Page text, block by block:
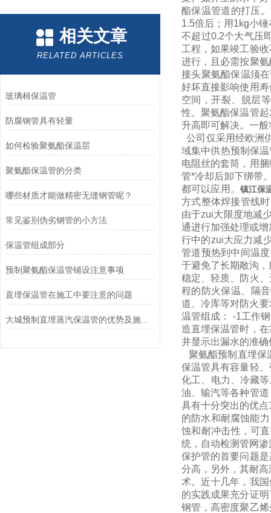
相关文章
RELATED ARTICLES
玻璃棉保温管
防腐钢管具有轻量
如何检验聚氨酯保温层
聚氨酯保温管的分类
哪些材质才能做精密无缝钢管呢？
常见鉴别伪劣钢管的小方法
保温管组成部分
预制聚氨酯保温管铺设注意事项
直埋保温管在施工中要注意的问题
大城预制直埋蒸汽保温管的优势及施工要求
酯保温管道的打压
1.5倍后；用1kg小
不超过0.2个大气压
工程，如果竣工验
进行，且必需按聚
接头聚氨酯保温须
好坏直接影响使用
空间，开裂、脱层
性。聚氨酯保温管
升高即可解决。一
公司仅采用经欧洲
域集中供热预制保
电阻丝的套筒，用
管*冷却后卸下绑带
都可以应用。 镇江保
方式整体焊接管线
由于zui大限度地减
通进行加强处理或
行中的zui大应力减
管道预热到中间温
于避免了长期敞沟
稳定、轻质、防火
程的防火保温、隔
道、冷库等对防火
温管组成： -1工作
造直埋保温管时，
并显示出漏水的准
聚氨酯预制直埋保
保温管具有容量轻
化工、电力、冷藏
油、输汽等各种管
具有十分突出的优
的防水和耐腐蚀能
蚀和耐冲击性，可
统，自动检测管网
保护管的首要问题
分高，另外，其耐
术。近十几年，我
的实践成果充分证
钢管，高密度聚乙